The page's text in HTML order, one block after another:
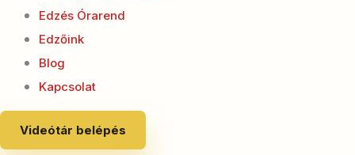
Edzés Órarend
Edzőink
Blog
Kapcsolat
Videótár belépés